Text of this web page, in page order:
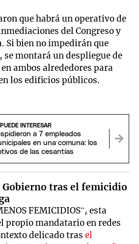
que habrá un operativo de
del Congreso y
Si bien no impedirán que
montará un despliegue de
ambos alrededores para
los edificios públicos.
INTERESAR
a 7 empleados
en una comuna: los
de las cesantías
Gobierno tras el femicidio
FEMICIDIOS”, esta
propio mandatario en redes
delicado trasel